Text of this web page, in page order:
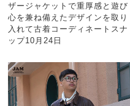
ザージャケットで重厚感と遊び
心を兼ね備えたデザインを取り
入れて古着コーディネートスナ
ップ10月24日